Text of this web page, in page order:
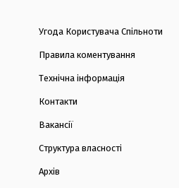
Угода Користувача Спільноти
Правила коментування
Технічна інформація
Контакти
Вакансії
Структура власності
Архів